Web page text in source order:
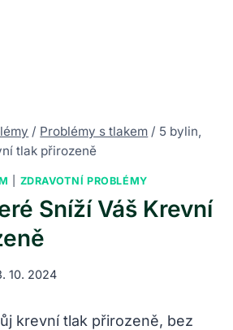
/ Problémy s tlakem / 5 bylin,
tlak přirozeně
ZDRAVOTNÍ PROBLÉMY
Sníží Váš Krevní
10. 2024
krevní tlak přirozeně, bez